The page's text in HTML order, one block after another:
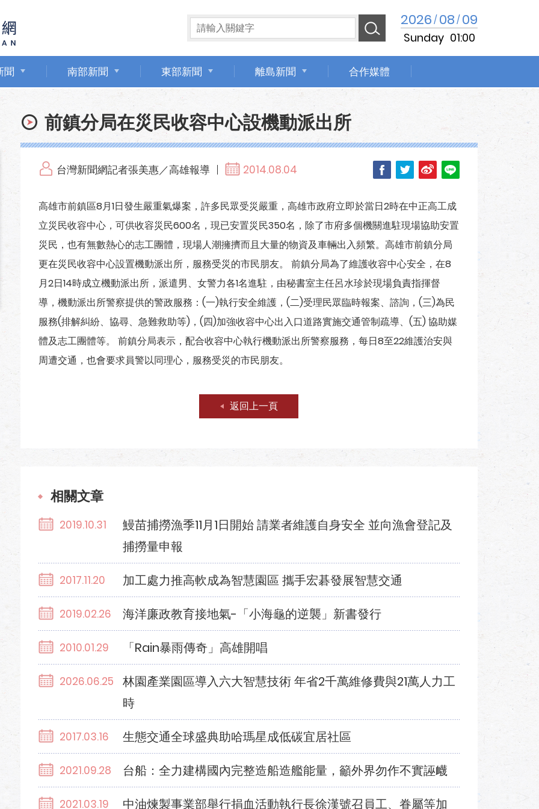
2026/08/09
Sunday 01:00
聞 南部新聞 東部新聞 離島新聞 合作媒體
前鎮分局在災民收容中心設機動派出所
台灣新聞網記者張美惠／高雄報導 2014.08.04
高雄市前鎮區8月1日發生嚴重氣爆案，許多民眾受災嚴重，高雄市政府立即於當日2時在中正高工成
立災民收容中心，可供收容災民600名，現已安置災民350名，除了市府多個機關進駐現場協助安置
災民，也有無數熱心的志工團體，現場人潮擁擠而且大量的物資及車輛出入頻繁。高雄市前鎮分局
更在災民收容中心設置機動派出所，服務受災的市民朋友。 前鎮分局為了維護收容中心安全，在8
月2日14時成立機動派出所，派遣男、女警力各1名進駐，由秘書室主任呂水珍於現場負責指揮督
導，機動派出所警察提供的警政服務：(一)執行安全維護，(二)受理民眾臨時報案、諮詢，(三)為民
服務(排解糾紛、協尋、急難救助等)，(四)加強收容中心出入口道路實施交通管制疏導、(五) 協助媒
體及志工團體等。 前鎮分局表示，配合收容中心執行機動派出所警察服務，每日8至22維護治安與
周遭交通，也會要求員警以同理心，服務受災的市民朋友。
返回上一頁
相關文章
2019.10.31
鰻苗捕撈漁季11月1日開始 請業者維護自身安全 並向漁會登記及
捕撈量申報
2017.11.20 加工處力推高軟成為智慧園區 攜手宏碁發展智慧交通
2019.02.26 海洋廉政教育接地氣-「小海龜的逆襲」新書發行
2010.01.29 「Rain暴雨傳奇」高雄開唱
2026.06.25
林園產業園區導入六大智慧技術 年省2千萬維修費與21萬人力工
時
2017.03.16 生態交通全球盛典助哈瑪星成低碳宜居社區
2021.09.28 台船：全力建構國內完整造船造艦能量，籲外界勿作不實誣衊
2021.03.19 中油煉製事業部舉行捐血活動執行長徐漢號召員工、眷屬等加